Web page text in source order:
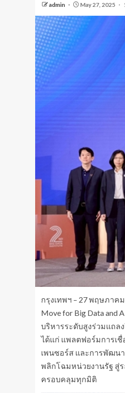
admin May 27, 2025
กรุงเทพฯ – 27 พฤษภาค
Move for Big Data and
บริหารระดับสูงร่วมแถล
ได้แก่ แพลตฟอร์มการเ
เพนซอร์ส และการพัฒน
พลิกโฉมหน่วยงานรัฐ สู่
ครอบคลุมทุกมิติ